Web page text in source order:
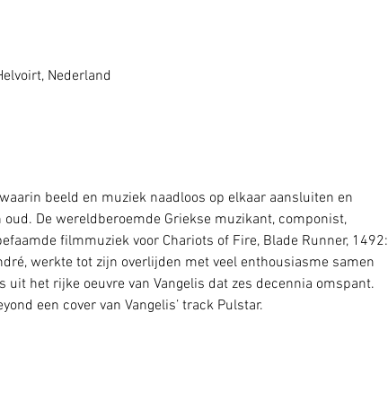
Nederland
beeld en muziek naadloos op elkaar aansluiten en
De wereldberoemde Griekse muzikant, componist,
filmmuziek voor Chariots of Fire, Blade Runner, 1492:
werkte tot zijn overlijden met veel enthousiasme samen
het rijke oeuvre van Vangelis dat zes decennia omspant.
een cover van Vangelis’ track Pulstar.